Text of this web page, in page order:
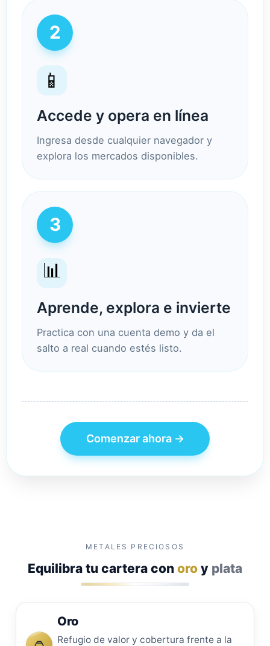
2
📱
Accede y opera en línea
Ingresa desde cualquier navegador y
explora los mercados disponibles.
3
📊
Aprende, explora e invierte
Practica con una cuenta demo y da el
salto a real cuando estés listo.
Comenzar ahora →
Oro
Refugio de valor y cobertura frente a la
METALES PRECIOSOS
Equilibra tu cartera con oro y plata